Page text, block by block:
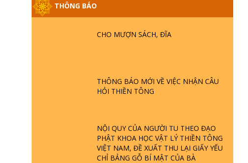
THÔNG BÁO
CHO MƯỢN SÁCH, ĐĨA
THÔNG BÁO MỚI VỀ VIỆC NHẬN CÂU
HỎI THIỀN TÔNG
NỘI QUY CỦA NGƯỜI TU THEO ĐẠO
PHẬT KHOA HỌC VẬT LÝ THIỀN TÔNG
VIỆT NAM, ĐỀ XUẤT THU LẠI GIẤY YẾU
CHỈ BẢNG GỖ BÍ MẬT CỦA BÀ
HỘI GÌ? TỬ VÌ ĐẠO
PHẬT GIỚI CÓ THỜI GIAN KHÔNG? |
TTTD
TRỜI LÀ AI? QUỶ SA TĂNG? | TTTD
GIẢI ĐÁP THIỀN TÔNG ĐẶC BIỆT P22 -